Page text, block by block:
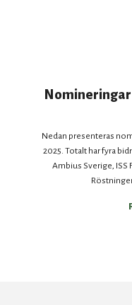
Nedan presenteras
2025. Totalt har fyra
Ambius Sverige, ISS